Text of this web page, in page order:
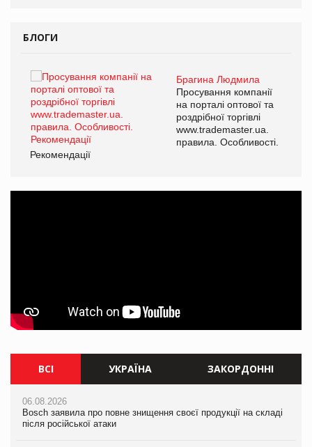
БЛОГИ
Брагина Людмила
Просування компанії
на порталі оптової та
роздрібної торгівлі
www.trademaster.ua.
правила. Особливості.
Рекомендації
ВСІ УКРАЇНА ЗАКОРДОННІ
06.08.2026
Bosch заявила про повне знищення своєї продукції на складі
після російської атаки
06.08.2026
Bosch заявила про повне знищення своєї продукції на складі
після російської атаки
06.08.2026
Bosch заявила про повне знищення своєї продукції на складі
після російської атаки